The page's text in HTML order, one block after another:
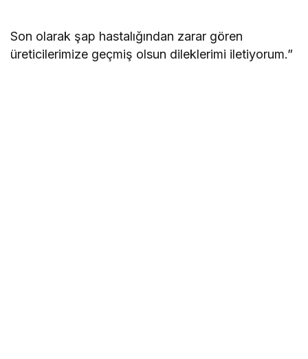
Son olarak şap hastalığından zarar gören
üreticilerimize geçmiş olsun dileklerimi iletiyorum.”